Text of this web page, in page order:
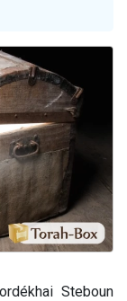
groupe sur Zoom
Torah-Box Music
Steboun